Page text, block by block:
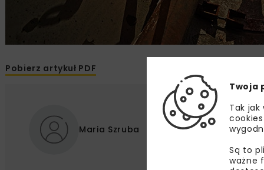
Pobierz artykuł PDF
Maria Szruba
Twoja
Tak
Są to
ważne